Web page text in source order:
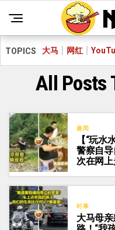
TOPICS 大马 网红
All Posts
趣闻
【“玩水
警察自
次在网上
时事
大马母